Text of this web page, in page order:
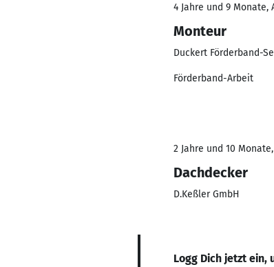
4 Jahre und 9 Monate,
Monteur
Duckert Förderband-
Förderband-Arbeit
2 Jahre und 10
Dachdecker
D.Keßler GmbH
Logg Dich jetzt ein,